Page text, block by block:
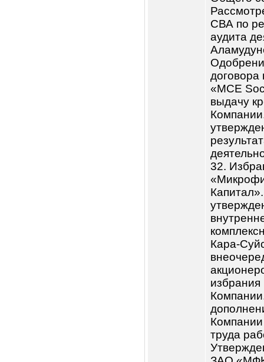
24.
отчета
отчета
плана.
на